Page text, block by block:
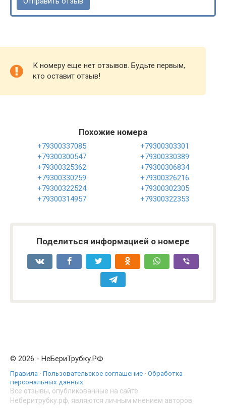
К номеру еще нет отзывов. Будьте первым,
кто оставит отзыв!
Похожие номера
+79300337085
+79300303301
+79300300547
+79300330389
+79300325362
+79300306834
+79300330259
+79300326216
+79300322524
+79300302305
+79300314957
+79300322353
Поделиться информацией о номере
© 2026 - НеБериТрубку.РФ
Правила · Пользовательское соглашение · Обработка
персональных данных
Все отзывы, опубликованные на сайте
Неберитрубку.рф, являются личным мнением авторов